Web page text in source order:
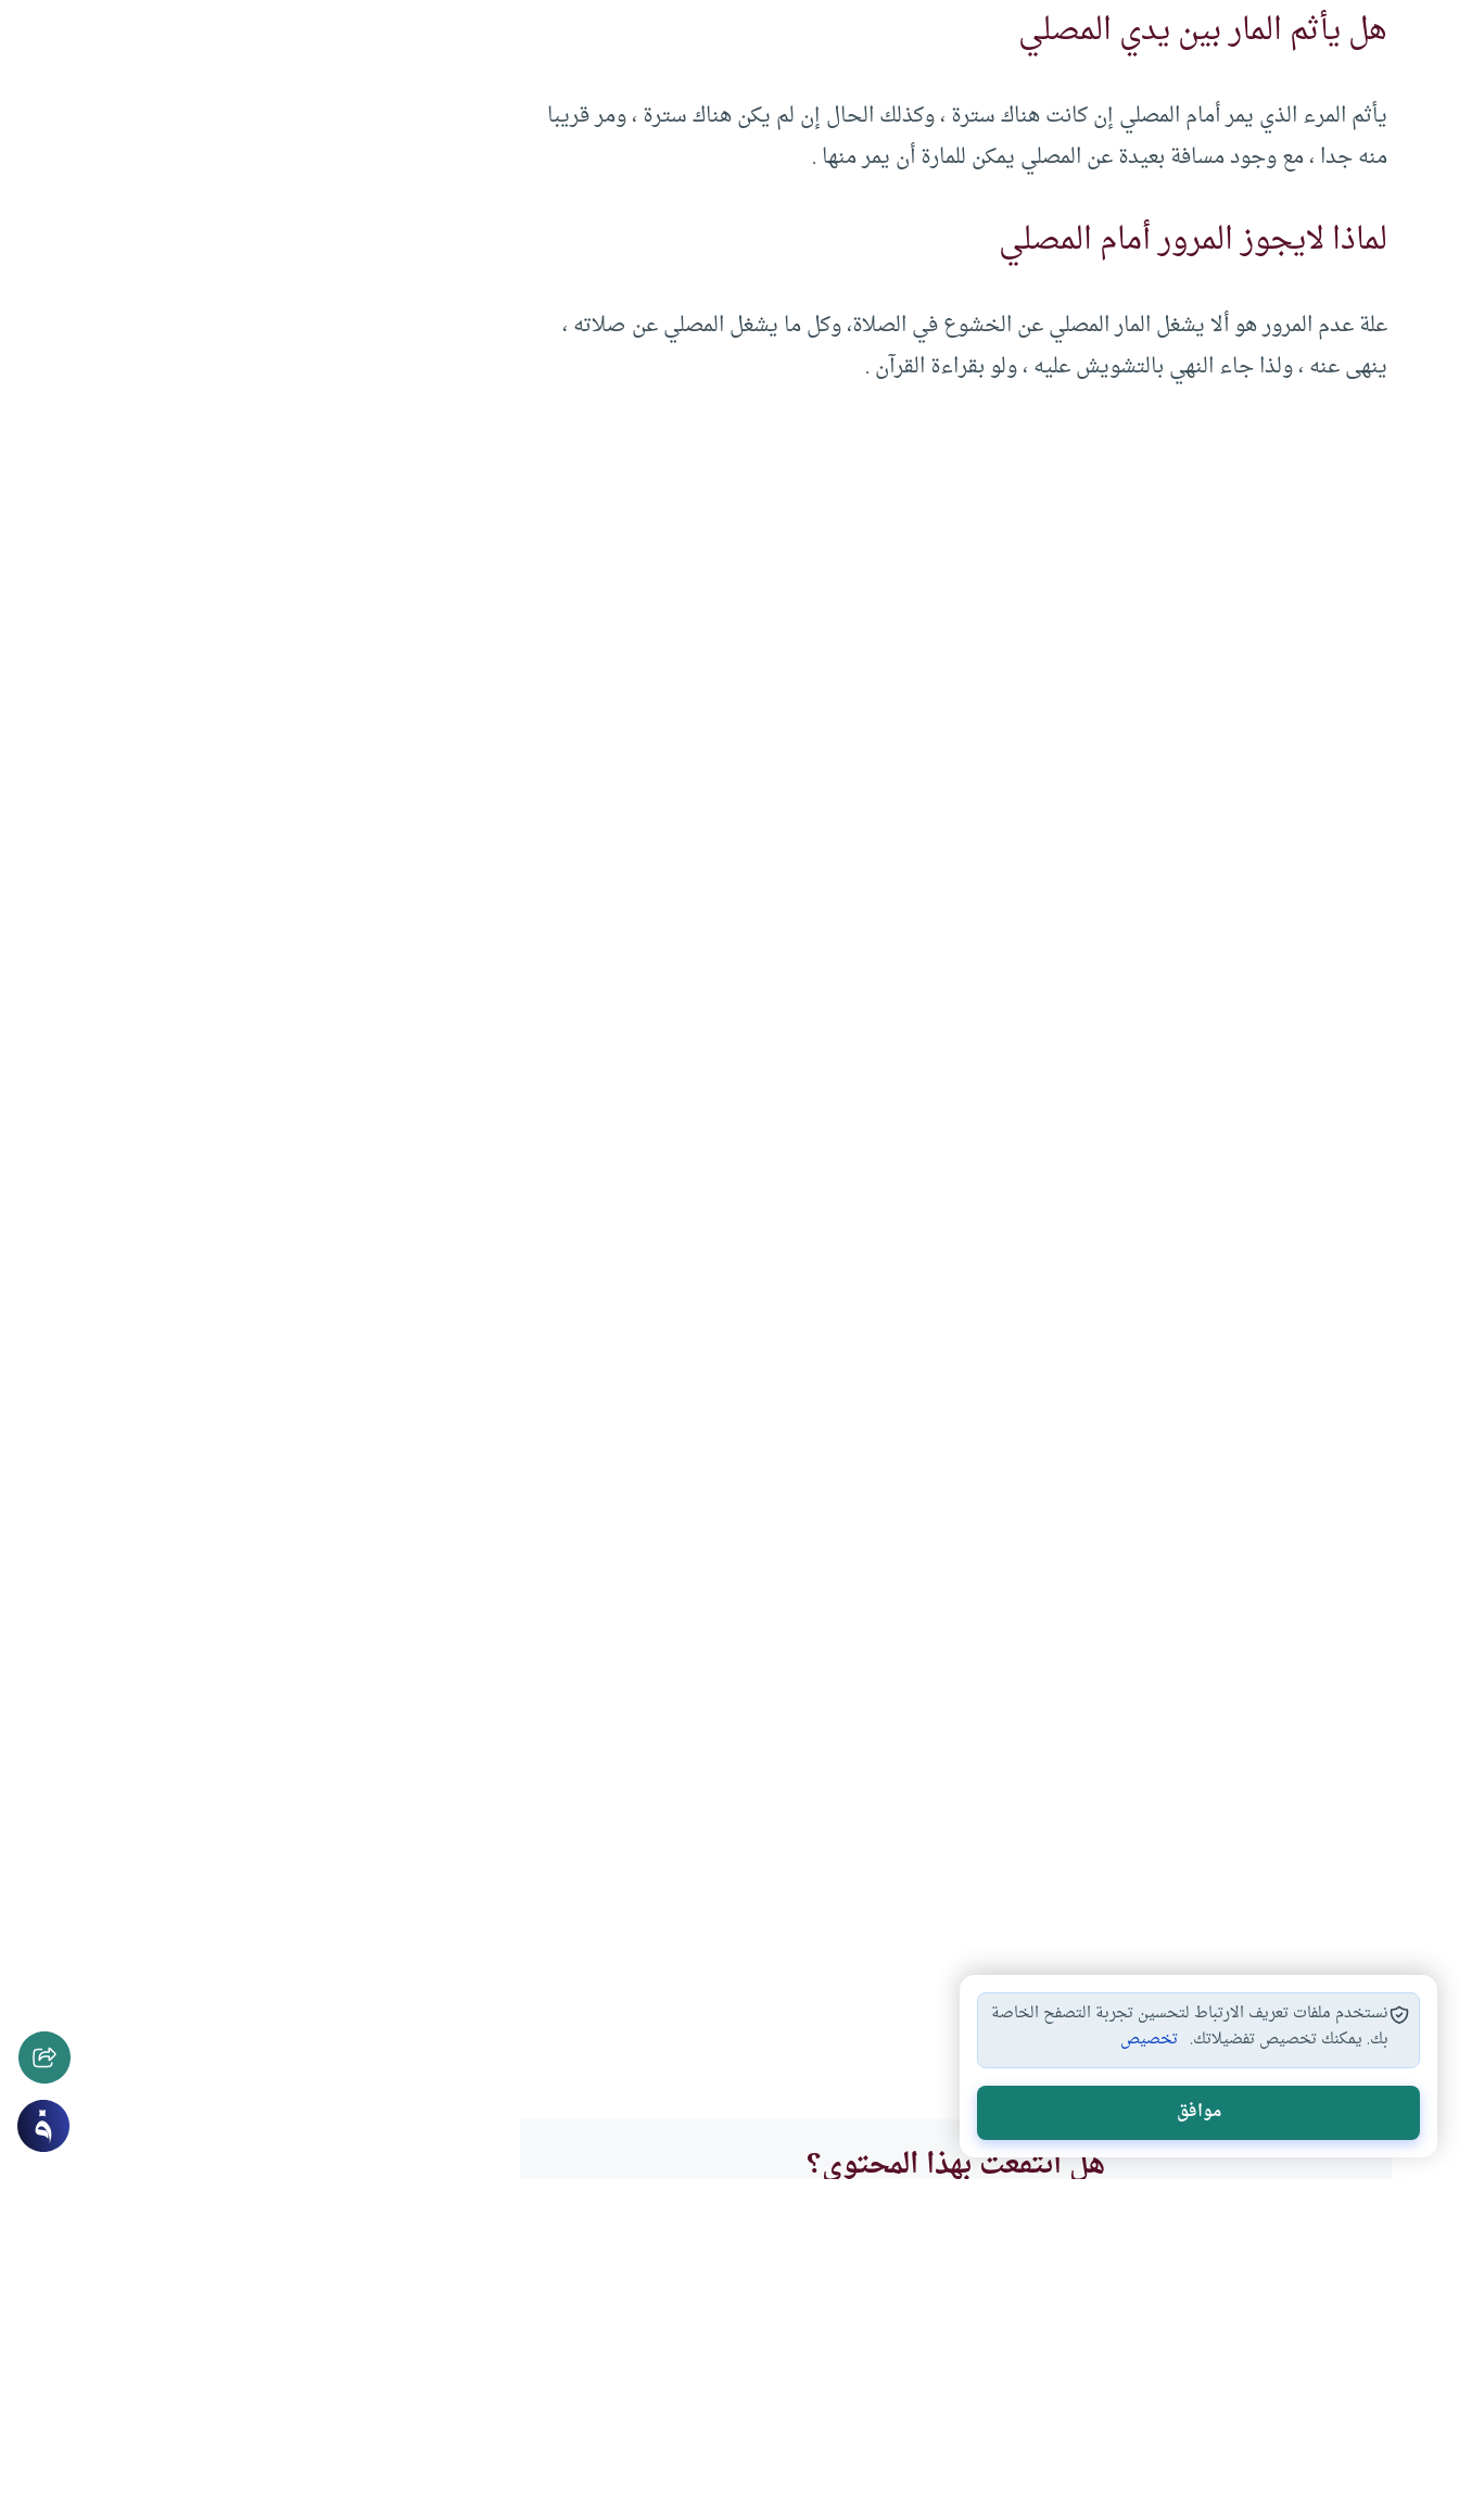
هل يأثم المار بين يدي المصلي
يأثم المرء الذي يمر أمام المصلي إن كانت هناك سترة ، وكذلك الحال إن لم يكن هناك سترة ، ومر قريبا
منه جدا ، مع وجود مسافة بعيدة عن المصلي يمكن للمارة أن يمر منها .
لماذا لايجوز المرور أمام المصلي
علة عدم المرور هو ألا يشغل المار المصلي عن الخشوع في الصلاة، وكل ما يشغل المصلي عن صلاته ،
ينهى عنه ، ولذا جاء النهي بالتشويش عليه ، ولو بقراءة القرآن .
الصلاة بين الأعمدة
هل انتفعت بهذا المحتوى؟
نستخدم ملفات تعريف الارتباط لتحسين تجربة التصفح الخاصة
بك. يمكنك تخصيص تفضيلاتك. تخصيص
موافق